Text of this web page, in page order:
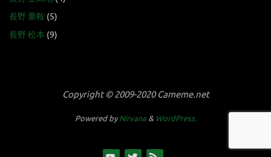
長野 乗鞍 (5)
長野 松本 (9)
Copyright © 2009-2020 Cameme.net
Powered byNirvana& WordPress.